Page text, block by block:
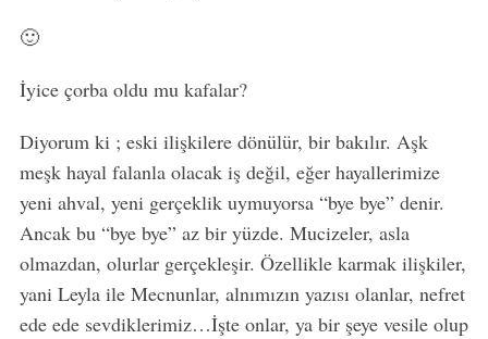
🙂
İyice çorba oldu mu kafalar?
Diyorum ki ; eski ilişkilere dönülür, bir bakılır. Aşk
meşk hayal falanla olacak iş değil, eğer hayallerimize
yeni ahval, yeni gerçeklik uymuyorsa “bye bye” denir.
Ancak bu “bye bye” az bir yüzde. Mucizeler, asla
olmazdan, olurlar gerçekleşir. Özellikle karmak ilişkiler,
yani Leyla ile Mecnunlar, alnımızın yazısı olanlar, nefret
ede ede sevdiklerimiz…İşte onlar, ya bir şeye vesile olup
f
r
: